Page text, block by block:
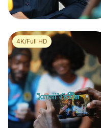
0
4K/Full HD